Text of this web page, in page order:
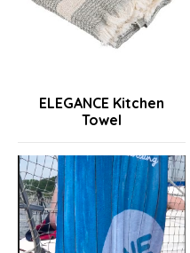
ELEGANCE Kitchen
Towel